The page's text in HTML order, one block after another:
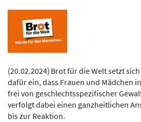
(20.02.2024) Brot für die Welt setzt
dafür ein, dass Frauen und Mädchen
frei von geschlechtsspezifischer
verfolgt dabei einen ganzheitlichen
bis zur Reaktion.